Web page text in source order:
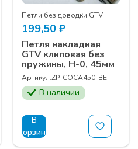
Петли без доводки GTV
199,50 ₽
Петля накладная
GTV клиповая без
пружины, Н-0, 45мм
Артикул:ZP-COCA450-BE
В наличии
В
корзину